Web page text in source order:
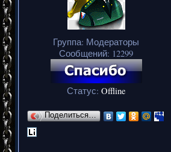
Группа: Модераторы
Сообщений: 12299
Статус: Offline
Поделиться…